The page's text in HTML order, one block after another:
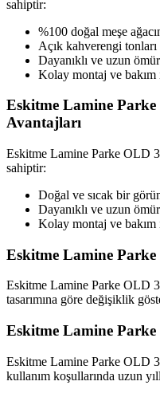
sahiptir:
%100 doğal meşe
Açık kahverengi
Dayanıklı ve uzun
Kolay montaj ve bakım
Eskitme Lamine
Avantajları
Eskitme Lamine Parke OLD
sahiptir:
Doğal ve sıcak bir
Dayanıklı ve uzun
Kolay montaj ve bakım
Eskitme Lamine
Eskitme Lamine Parke OLD
tasarımına göre değişiklik
Eskitme Lamine
Eskitme Lamine Parke OLD
kullanım koşullarında uzun